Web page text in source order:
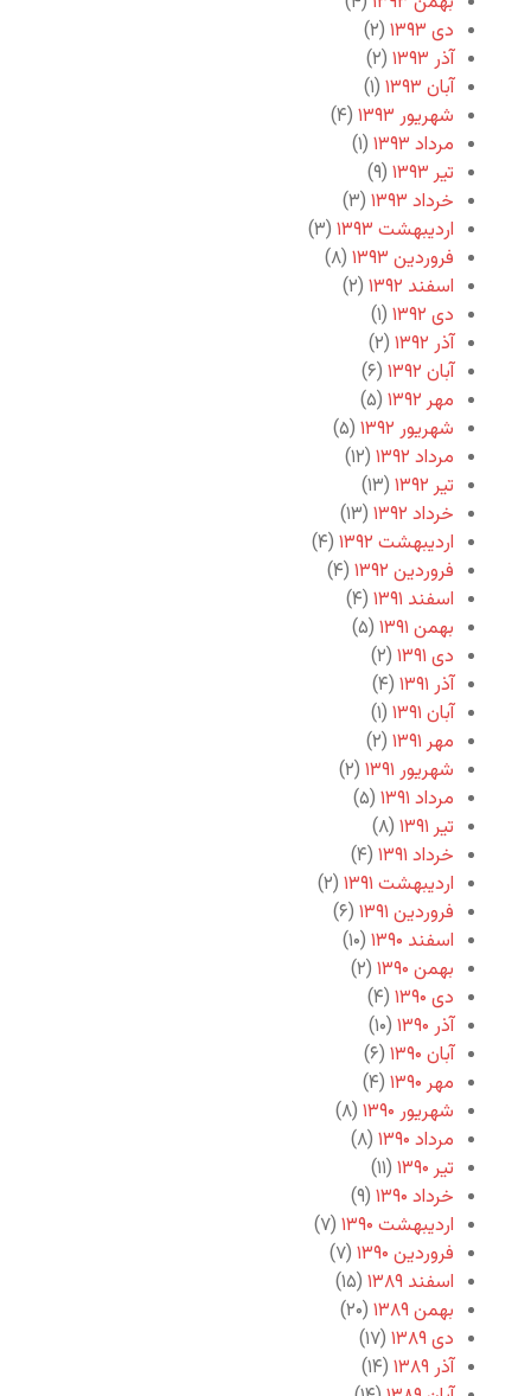
دی ۱۳۹۳
(۲)
آذر ۱۳۹۳
(۲)
آبان ۱۳۹۳
(۱)
شهریور ۱۳۹۳
(۴)
مرداد ۱۳۹۳
(۱)
تیر ۱۳۹۳
(۹)
خرداد ۱۳۹۳
(۳)
اردیبهشت ۱۳۹۳
(۳)
فروردین ۱۳۹۳
(۸)
اسفند ۱۳۹۲
(۲)
دی ۱۳۹۲
(۱)
آذر ۱۳۹۲
(۲)
آبان ۱۳۹۲
(۶)
مهر ۱۳۹۲
(۵)
شهریور ۱۳۹۲
(۵)
مرداد ۱۳۹۲
(۱۲)
تیر ۱۳۹۲
(۱۳)
خرداد ۱۳۹۲
(۱۳)
اردیبهشت ۱۳۹۲
(۴)
فروردین ۱۳۹۲
(۴)
اسفند ۱۳۹۱
(۴)
بهمن ۱۳۹۱
(۵)
دی ۱۳۹۱
(۲)
آذر ۱۳۹۱
(۴)
آبان ۱۳۹۱
(۱)
مهر ۱۳۹۱
(۲)
شهریور ۱۳۹۱
(۲)
مرداد ۱۳۹۱
(۵)
تیر ۱۳۹۱
(۸)
خرداد ۱۳۹۱
(۴)
اردیبهشت ۱۳۹۱
(۲)
فروردین ۱۳۹۱
(۶)
اسفند ۱۳۹۰
(۱۰)
بهمن ۱۳۹۰
(۲)
دی ۱۳۹۰
(۴)
آذر ۱۳۹۰
(۱۰)
آبان ۱۳۹۰
(۶)
مهر ۱۳۹۰
(۴)
شهریور ۱۳۹۰
(۸)
مرداد ۱۳۹۰
(۸)
تیر ۱۳۹۰
(۱۱)
خرداد ۱۳۹۰
(۹)
اردیبهشت ۱۳۹۰
(۷)
فروردین ۱۳۹۰
(۷)
اسفند ۱۳۸۹
(۱۵)
بهمن ۱۳۸۹
(۲۰)
دی ۱۳۸۹
(۱۷)
آذر ۱۳۸۹
(۱۴)